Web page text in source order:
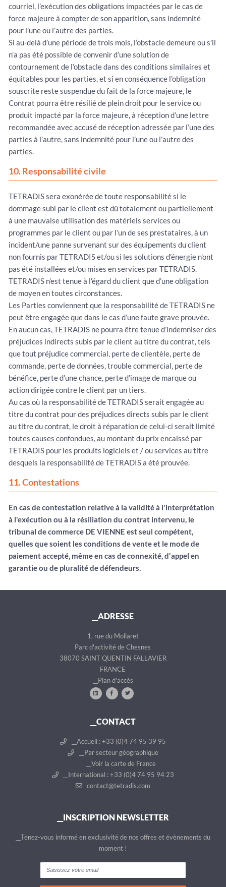
courriel, l’exécution des obligations impactées par le cas de
force majeure à compter de son apparition, sans indemnité
pour l’une ou l’autre des parties.
Si au-delà d’une période de trois mois, l’obstacle demeure ou s’il
n’a pas été possible de convenir d’une solution de
contournement de l’obstacle dans des conditions similaires et
équitables pour les parties, et si en conséquence l’obligation
souscrite reste suspendue du fait de la force majeure, le
Contrat pourra être résilié de plein droit pour le service ou
produit impacté par la force majeure, à réception d’une lettre
recommandée avec accusé de réception adressée par l’une des
parties à l’autre, sans indemnité pour l’une ou l’autre des
parties.
10. Responsabilité civile
TETRADIS sera exonérée de toute responsabilité si le
dommage subi par le client est dû totalement ou partiellement
à une mauvaise utilisation des matériels services ou
programmes par le client ou par l’un de ses prestataires, à un
incident/une panne survenant sur des équipements du client
non fournis par TETRADIS et/ou si les solutions d’énergie n’ont
pas été installées et/ou mises en services par TETRADIS.
TETRADIS n’est tenue à l’égard du client que d’une obligation
de moyen en toutes circonstances.
Les Parties conviennent que la responsabilité de TETRADIS ne
peut être engagée que dans le cas d’une faute grave prouvée.
En aucun cas, TETRADIS ne pourra être tenue d’indemniser des
préjudices indirects subis par le client au titre du contrat, tels
que tout préjudice commercial, perte de clientèle, perte de
commande, perte de données, trouble commercial, perte de
bénéfice, perte d’une chance, perte d’image de marque ou
action dirigée contre le client par un tiers.
Au cas où la responsabilité de TETRADIS serait engagée au
titre du contrat pour des préjudices directs subis par le client
au titre du contrat, le droit à réparation de celui-ci serait limité
toutes causes confondues, au montant du prix encaissé par
TETRADIS pour les produits logiciels et / ou services au titre
desquels la responsabilité de TETRADIS a été prouvée.
11. Contestations
En cas de contestation relative à la validité à l'interprétation
à l'exécution ou à la résiliation du contrat intervenu, le
tribunal de commerce DE VIENNE est seul compétent,
quelles que soient les conditions de vente et le mode de
paiement accepté, même en cas de connexité, d'appel en
garantie ou de pluralité de défendeurs.
__ADRESSE
1, rue du Mollaret
Parc d'activité de Chesnes
38070 SAINT QUENTIN FALLAVIER
FRANCE
__Plan d'accès
__CONTACT
__Accueil : +33 (0)4 74 95 39 95
__Par secteur géographique
__Voir la carte de France
__International : +33 (0)4 74 95 94 23
contact@tetradis.com
__INSCRIPTION NEWSLETTER
__Tenez-vous informé en exclusivité de nos offres et évènements du
moment !